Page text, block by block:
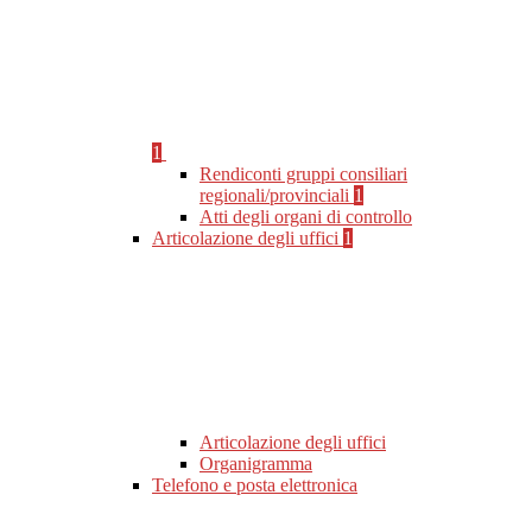
1
Rendiconti gruppi consiliari
regionali/provinciali 1
Atti degli organi di controllo
Articolazione degli uffici 1
Articolazione degli uffici
Organigramma
Telefono e posta elettronica